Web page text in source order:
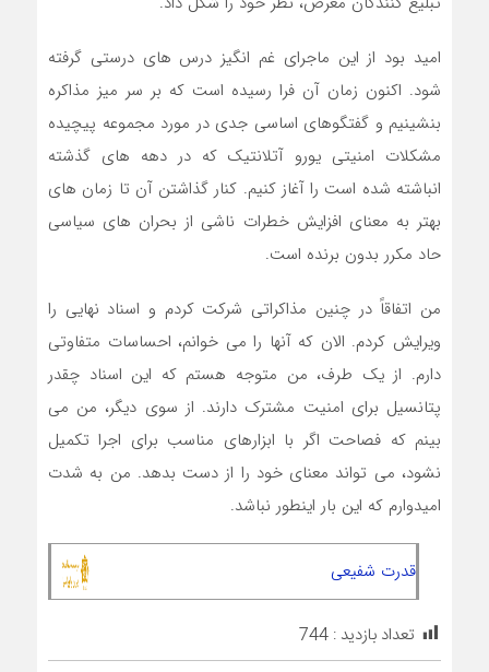
امید بود از این ماجرای غم انگیز درس های درستی گرفته
شود. اکنون زمان آن فرا رسیده است که بر سر میز مذاکره
بنشینیم و گفتگوهای اساسی جدی در مورد مجموعه پیچیده
مشکلات امنیتی یورو آتلانتیک که در دهه های گذشته
انباشته شده است را آغاز کنیم. کنار گذاشتن آن تا زمان های
بهتر به معنای افزایش خطرات ناشی از بحران های سیاسی
حاد مکرر بدون برنده است.
من اتفاقاً در چنین مذاکراتی شرکت کردم و اسناد نهایی را
ویرایش کردم. الان که آنها را می خوانم، احساسات متفاوتی
دارم. از یک طرف، من متوجه هستم که این اسناد چقدر
پتانسیل برای امنیت مشترک دارند. از سوی دیگر، من می
بینم که فصاحت اگر با ابزارهای مناسب برای اجرا تکمیل
نشود، می تواند معنای خود را از دست بدهد. من به شدت
امیدوارم که این بار اینطور نباشد.
قدرت شفیعی
تعداد بازدید : 744